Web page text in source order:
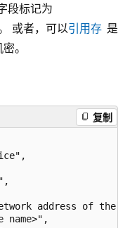
段标记为
或者，可以引用存
。
是
复制
address of
name>",